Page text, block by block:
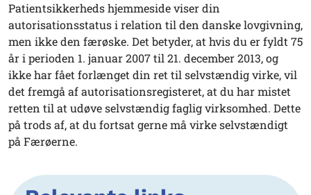
Patientsikkerheds hjemmeside viser din
autorisationsstatus i relation til den danske lovgivning,
men ikke den færøske. Det betyder, at hvis du er fyldt 75
år i perioden 1. januar 2007 til 21. december 2013, og
ikke har fået forlænget din ret til selvstændig virke, vil
det fremgå af autorisationsregisteret, at du har mistet
retten til at udøve selvstændig faglig virksomhed. Dette
på trods af, at du fortsat gerne må virke selvstændigt
på Færøerne.